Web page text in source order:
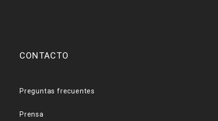
CONTACTO
Preguntas frecuentes
Prensa